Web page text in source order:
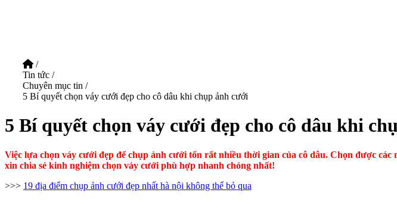
/
Tin tức /
Chuyên mục tin /
5 Bí quyết chọn váy cưới đẹp cho cô dâu khi chụp ảnh cưới
5 Bí quyết chọn váy cưới đẹp cho cô dâu khi
Việc lựa chọn váy cưới đẹp để chụp ảnh cưới tốn rất nhiều thời gian của cô dâu. Chọn được
xin chia sẻ kinh nghiệm chọn váy cưới phù hợp nhanh chóng nhất!
>>> 19 địa điểm chụp ảnh cưới đẹp nhất hà nội không thể bỏ qua